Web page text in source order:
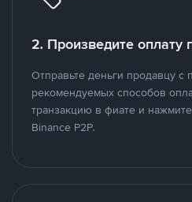
2. Произведите оплату
Отправьте деньги продавцу
рекомендуемых способов
транзакцию в фиате и
Binance P2P.